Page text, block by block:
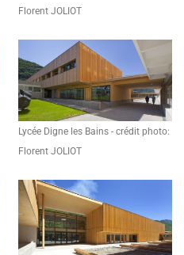
Florent JOLIOT
Lycée Digne les Bains - crédit photo:
Florent JOLIOT